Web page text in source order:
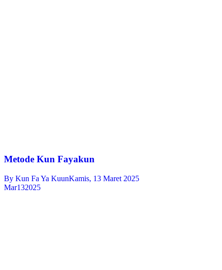
Metode Kun Fayakun
By Kun Fa Ya KuunKamis, 13 Maret 2025
Mar132025